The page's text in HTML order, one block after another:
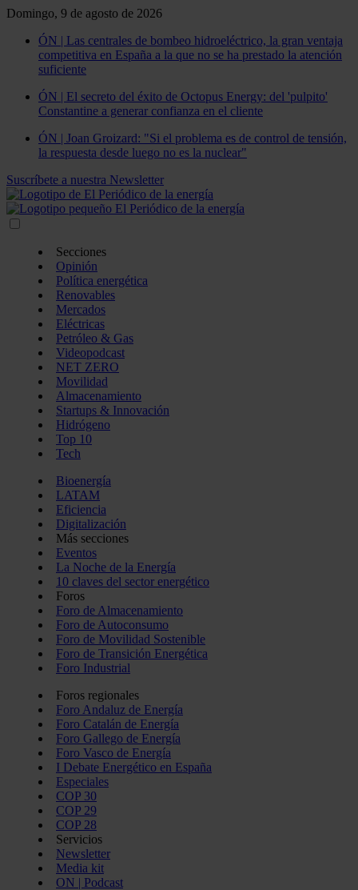
Domingo, 9 de agosto de 2026
ÓN | Las centrales de bombeo hidroeléctrico, la gran ventaja
competitiva en España a la que no se ha prestado la atención
suficiente
ÓN | El secreto del éxito de Octopus Energy: del 'pulpito'
Constantine a generar confianza en el cliente
ÓN | Joan Groizard: "Si el problema es de control de tensión,
la respuesta desde luego no es la nuclear"
Suscríbete a nuestra Newsletter
Secciones
Opinión
Política energética
Renovables
Mercados
Eléctricas
Petróleo & Gas
Videopodcast
NET ZERO
Movilidad
Almacenamiento
Startups & Innovación
Hidrógeno
Top 10
Tech
Bioenergía
LATAM
Eficiencia
Digitalización
Más secciones
Eventos
La Noche de la Energía
10 claves del sector energético
Foros
Foro de Almacenamiento
Foro de Autoconsumo
Foro de Movilidad Sostenible
Foro de Transición Energética
Foro Industrial
Foros regionales
Foro Andaluz de Energía
Foro Catalán de Energía
Foro Gallego de Energía
Foro Vasco de Energía
I Debate Energético en España
Especiales
COP 30
COP 29
COP 28
Servicios
Newsletter
Media kit
ON | Podcast